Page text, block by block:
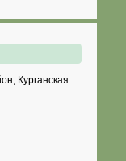
Курганская